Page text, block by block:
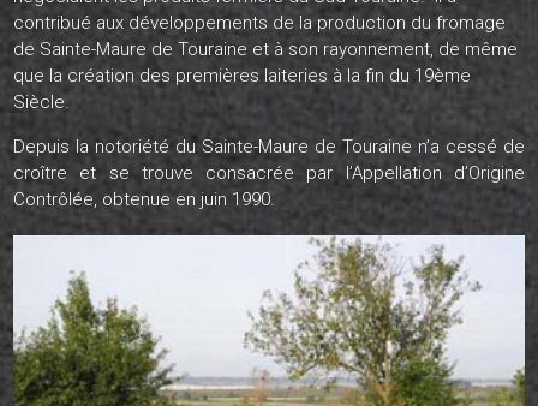
contribué aux développements de la production du fromage
de Sainte-Maure de Touraine et à son rayonnement, de même
que la création des premières laiteries à la fin du 19ème
Siècle.
Depuis la notoriété du Sainte-Maure de Touraine n’a cessé de
croître et se trouve consacrée par l’Appellation d’Origine
Contrôlée, obtenue en juin 1990.